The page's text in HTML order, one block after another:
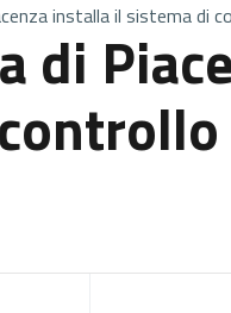
installa il sistema di
di